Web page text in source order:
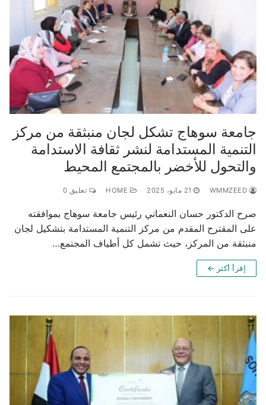
جامعة سوهاج تشكل لجان منبثقة من مركز
التنمية المستدامة لنشر ثقافة الاستدامة
والتحول للأخضر بالمجتمع المحيط
21 مايو، 2025 تعليق 0
صرح الدكتور حسان النعماني رئيس جامعة سوهاج بموافقته
على المقترح المقدم من مركز التنمية المستدامة بتشكيل لجان
منبثقة من المركز، حيث تشمل كل أطياف المجتمع…
إقرأ أكثر ←